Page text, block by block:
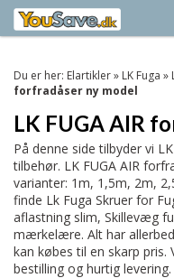
Du er her: Elartikler» LK Fuga »
forfradåser ny model
LK FUGA AIR
På denne side tilbyder vi
tilbehør. LK FUGA AIR
varianter: 1m, 1,5m, 2m,
finde Lk Fuga Skruer for
aflastning slim, Skillevæg
mærkelære. Alt har
kan købes til en skarp pris.
bestilling og hurtig levering.